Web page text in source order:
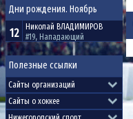
Дни рождения. Ноябрь
12 Николай ВЛАДИМИРОВ
#19, Нападающий
Полезные ссылки